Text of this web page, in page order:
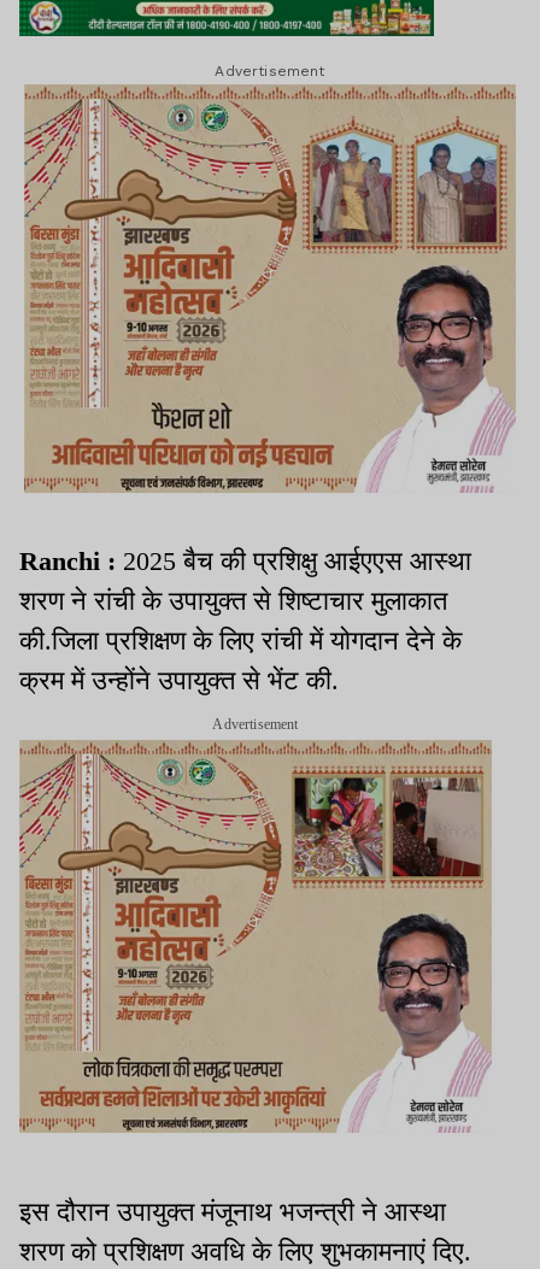
Advertisement
Ranchi : 2025 बैच की प्रशिक्षु आईएएस आस्था
शरण ने रांची के उपायुक्त से शिष्टाचार मुलाकात
की.जिला प्रशिक्षण के लिए रांची में योगदान देने के
क्रम में उन्होंने उपायुक्त से भेंट की.
Advertisement
इस दौरान उपायुक्त मंजूनाथ भजन्त्री ने आस्था
शरण को प्रशिक्षण अवधि के लिए शुभकामनाएं दिए.